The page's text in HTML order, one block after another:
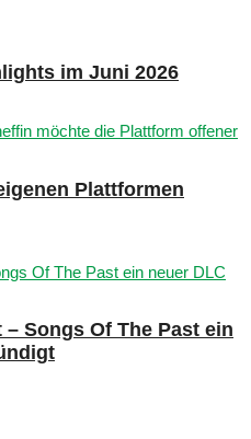
im Juni 2026
Plattformen
Songs Of The Past ein